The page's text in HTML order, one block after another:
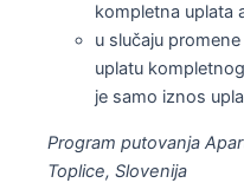
kompletna uplata
u slučaju
uplatu
je samo iznos
Program putovanja
Toplice, Slovenija